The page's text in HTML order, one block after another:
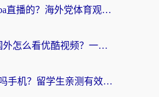
在香港怎么看cba直播的？海外党体育观赛终极指南：告别版权限制，畅享中文解说
海外党别愁！国外怎么看优酷视频？一招解决追剧、看直播难题
海外可以看b站吗手机？留学生亲测有效的回国加速指南